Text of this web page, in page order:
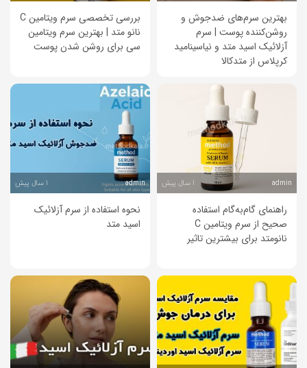
بهترین سرم‌های ضدجوش و
روشن‌کننده پوست | سرم
آزلائیک اسید متد و نیاسینامید
کرپلاس از متدکالا
بررسی تخصصی سرم ویتامین C
نانو متد | بهترین سرم ویتامین
سی برای روشن شدن پوست
admin
راهنمای گام‌به‌گام استفاده
صحیح از سرم ویتامین C
نانو‌متد برای بیشترین تاثیر
admin
نحوه استفاده از سرم آزلائیک
اسید متد